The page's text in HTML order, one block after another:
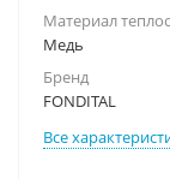
Материал
Медь
Бренд
FONDITAL
Все